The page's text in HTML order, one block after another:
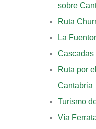
sobre
Ruta
La
Cascadas
Ruta por
Cantabria
Turismo
Vía